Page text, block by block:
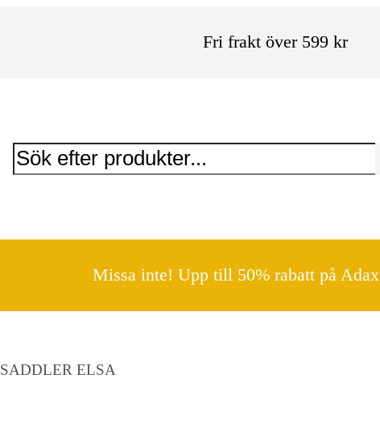
Fri frakt över 599 kr
Missa inte! Upp till 50% rabatt på Adax
SADDLER ELSA